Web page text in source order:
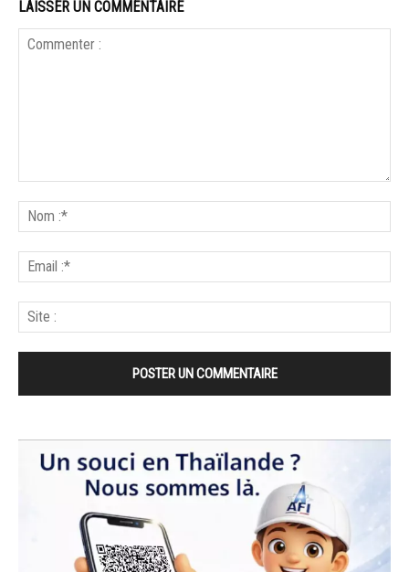
LAISSER UN COMMENTAIRE